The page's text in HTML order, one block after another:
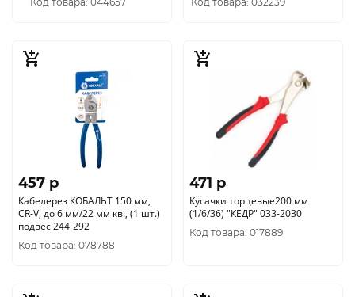
457 p
Кабелерез КОБАЛЬТ 150 мм,
CR-V, до 6 мм/22 мм кв., (1 шт.)
подвес 244-292
Код товара: 078788
471 p
Кусачки торцевые200 мм
(1/6/36) "КЕДР" 033-2030
Код товара: 017889